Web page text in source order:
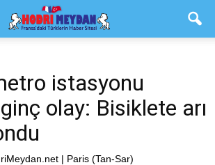
istasyonu
olay: Bisiklete arı
| Paris (Tan-Sar)